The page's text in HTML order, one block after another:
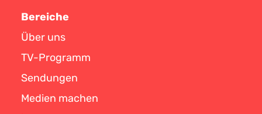
Bereiche
Über uns
TV-Programm
Sendungen
Medien machen